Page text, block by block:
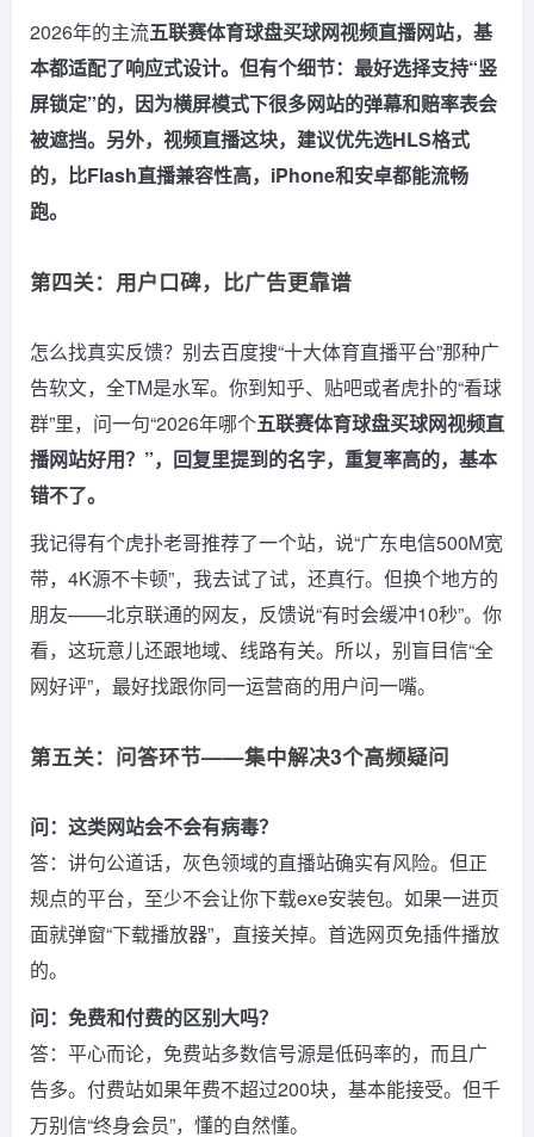
2026年的主流五联赛体育球盘买球网视频直播网站，基
本都适配了响应式设计。但有个细节：最好选择支持“竖
屏锁定”的，因为横屏模式下很多网站的弹幕和赔率表会
被遮挡。另外， 视频直播这块，建议优先选HLS格式
的，比Flash直播兼容性高，iPhone和安卓都能流畅
跑。
第四关：用户口碑，比广告更靠谱
怎么找真实反馈？别去百度搜“十大体育直播平台”那种广
告软文，全TM是水军。你到知乎、贴吧或者虎扑的“看球
群”里，问一句“2026年哪个五联赛体育球盘买球网视频直
播网站好用？”，回复里提到的名字，重复率高的，基本
错不了。
我记得有个虎扑老哥推荐了一个站，说“广东电信500M宽
带，4K源不卡顿”，我去试了试，还真行。但换个地方的
朋友——北京联通的网友，反馈说“有时会缓冲10秒”。你
看，这玩意儿还跟地域、线路有关。所以，别盲目信“全
网好评”，最好找跟你同一运营商的用户问一嘴。
第五关：问答环节——集中解决3个高频疑问
问：这类网站会不会有病毒？
答：讲句公道话，灰色领域的直播站确实有风险。但正
规点的平台，至少不会让你下载exe安装包。如果一进页
面就弹窗“下载播放器”，直接关掉。首选网页免插件播放
的。
问：免费和付费的区别大吗？
答：平心而论，免费站多数信号源是低码率的，而且广
告多。付费站如果年费不超过200块，基本能接受。但千
万别信“终身会员”，懂的自然懂。